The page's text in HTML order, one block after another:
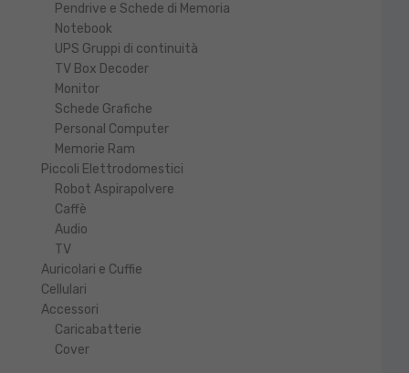
Pendrive e Schede di Memoria
Notebook
UPS Gruppi di continuità
TV Box Decoder
Monitor
Schede Grafiche
Personal Computer
Memorie Ram
Piccoli Elettrodomestici
Robot Aspirapolvere
Caffè
Audio
TV
Auricolari e Cuffie
Cellulari
Accessori
Caricabatterie
Cover